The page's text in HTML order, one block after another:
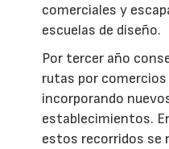
comerciales y
escuelas de diseño.
Por tercer año
rutas por
incorporando
establecimientos.
estos recorridos se